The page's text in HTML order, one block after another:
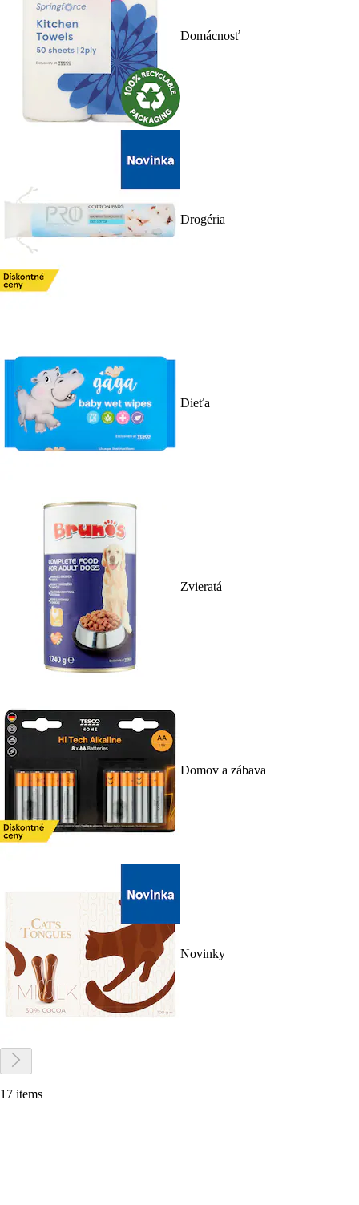
Domácnosť
Drogéria
Dieťa
Zvieratá
Domov a zábava
Novinky
17 items